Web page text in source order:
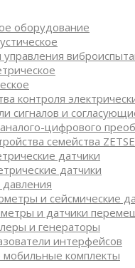
оборудование
управления
контроля
сигналов и
цифрового
семейства
датчики
датчики
и сейсмические
и датчики
и генераторы
интерфейсов
мобильные комплекты